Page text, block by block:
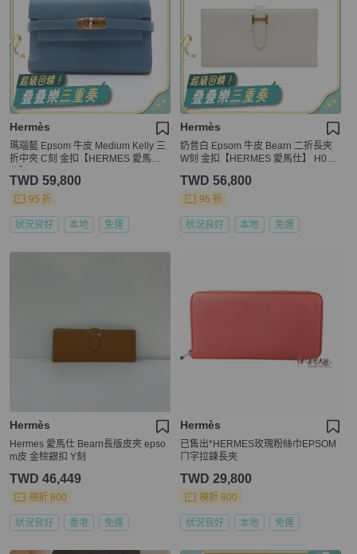
Hermès
瑪瑙藍 Epsom 牛皮 Medium Kelly 三
折中夾 C刻 金扣【HERMES 愛馬
TWD 59,800
95 折
狀況良好 本地 免運
Hermès
奶昔白 Epsom 牛皮 Bearn 二折長夾
W刻 金扣【HERMES 愛馬仕】 H039
TWD 56,800
95 折
狀況良好 本地 免運
Hermès
Hermes 愛馬仕 Bearn長版皮夾 epso
m皮 金棕銀扣 Y刻
TWD 46,449
現折 800
狀況良好 香港 免運
Hermès
已售出*HERMES玫瑰粉絲巾EPSOM
ㄇ字拉鍊長夾
TWD 29,800
現折 800
狀況良好 本地 免運